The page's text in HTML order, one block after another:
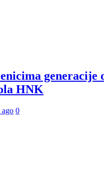
generacije
HNK
ago 0